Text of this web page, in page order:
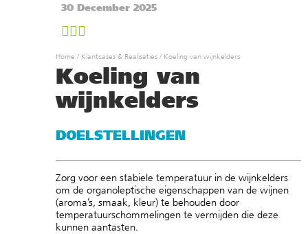
30 December 2025
Home / Klantcases & Realisaties / Koeling van wijnkelders
Koeling van
wijnkelders
DOELSTELLINGEN
Zorg voor een stabiele temperatuur in de wijnkelders
om de organoleptische eigenschappen van de wijnen
(aroma’s, smaak, kleur) te behouden door
temperatuurschommelingen te vermijden die deze
kunnen aantasten.